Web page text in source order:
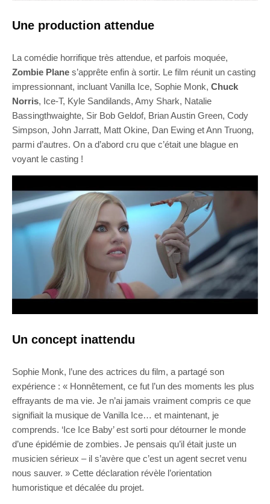
Une production attendue
La comédie horrifique très attendue, et parfois moquée,
Zombie Plane s’apprête enfin à sortir. Le film réunit un casting
impressionnant, incluant Vanilla Ice, Sophie Monk, Chuck
Norris, Ice-T, Kyle Sandilands, Amy Shark, Natalie
Bassingthwaighte, Sir Bob Geldof, Brian Austin Green, Cody
Simpson, John Jarratt, Matt Okine, Dan Ewing et Ann Truong,
parmi d’autres. On a d’abord cru que c’était une blague en
voyant le casting !
Un concept inattendu
Sophie Monk, l’une des actrices du film, a partagé son
expérience : « Honnêtement, ce fut l’un des moments les plus
effrayants de ma vie. Je n’ai jamais vraiment compris ce que
signifiait la musique de Vanilla Ice… et maintenant, je
comprends. ‘Ice Ice Baby’ est sorti pour détourner le monde
d’une épidémie de zombies. Je pensais qu’il était juste un
musicien sérieux – il s’avère que c’est un agent secret venu
nous sauver. » Cette déclaration révèle l’orientation
humoristique et décalée du projet.